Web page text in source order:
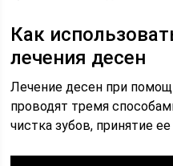
Как
лечения десен
Лечение десен при
проводят тремя
чистка зубов, принятие